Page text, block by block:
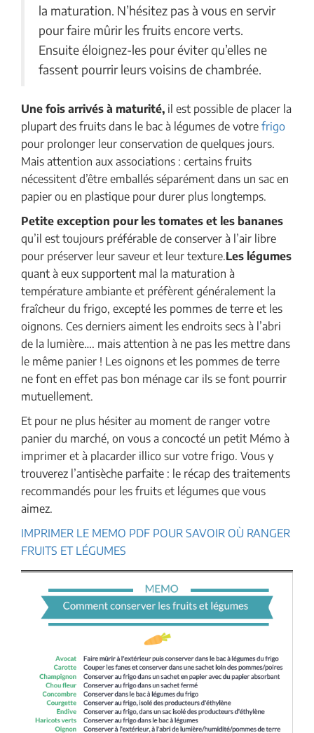
la maturation. N’hésitez pas à vous en servir
pour faire mûrir les fruits encore verts.
Ensuite éloignez-les pour éviter qu’elles ne
fassent pourrir leurs voisins de chambrée.
Une fois arrivés à maturité, il est possible de placer la
plupart des fruits dans le bac à légumes de votre frigo
pour prolonger leur conservation de quelques jours.
Mais attention aux associations : certains fruits
nécessitent d’être emballés séparément dans un sac en
papier ou en plastique pour durer plus longtemps.
Petite exception pour les tomates et les bananes
qu’il est toujours préférable de conserver à l’air libre
pour préserver leur saveur et leur texture.Les légumes
quant à eux supportent mal la maturation à
température ambiante et préfèrent généralement la
fraîcheur du frigo, excepté les pommes de terre et les
oignons. Ces derniers aiment les endroits secs à l’abri
de la lumière…. mais attention à ne pas les mettre dans
le même panier ! Les oignons et les pommes de terre
ne font en effet pas bon ménage car ils se font pourrir
mutuellement.
Et pour ne plus hésiter au moment de ranger votre
panier du marché, on vous a concocté un petit Mémo à
imprimer et à placarder illico sur votre frigo. Vous y
trouverez l’antisèche parfaite : le récap des traitements
recommandés pour les fruits et légumes que vous
aimez.
IMPRIMER LE MEMO PDF POUR SAVOIR OÙ RANGER
FRUITS ET LÉGUMES